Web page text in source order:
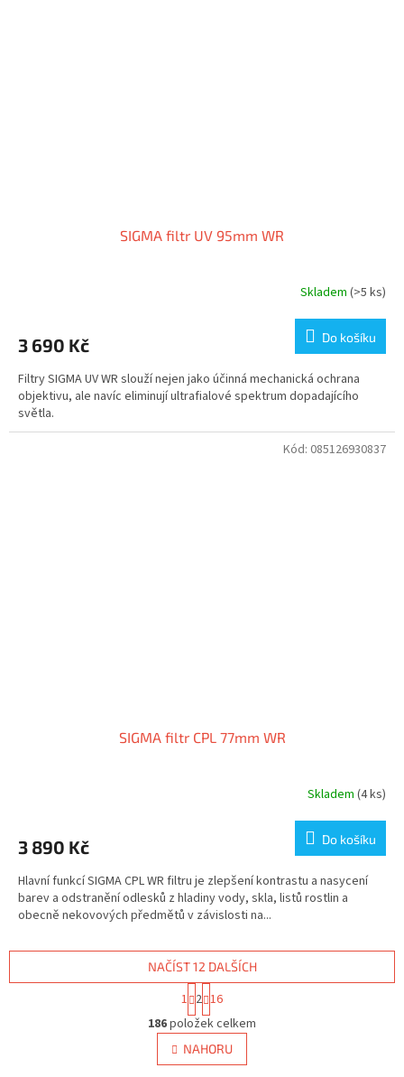
SIGMA filtr UV 95mm WR
Skladem (>5 ks)
3 690 Kč Do košíku
Filtry SIGMA UV WR slouží nejen jako účinná mechanická ochrana
objektivu, ale navíc eliminují ultrafialové spektrum dopadajícího
světla.
SIGMA filtr CPL 77mm WR
Skladem (4 ks)
3 890 Kč Do košíku
Hlavní funkcí SIGMA CPL WR filtru je zlepšení kontrastu a nasycení
barev a odstranění odlesků z hladiny vody, skla, listů rostlin a
obecně nekovových předmětů v závislosti na...
Kód: 085126930837
O
v
l
á
NAČÍST 12 DALŠÍCH
S
t
r
á
n
k
1 2 16
186položek celkem
NAHORU